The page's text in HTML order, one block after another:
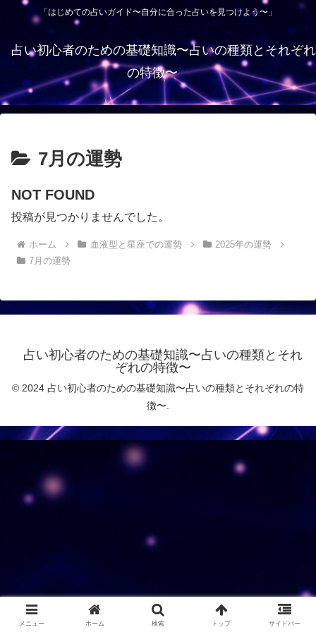
「はじめての占いガイド〜自分に合った占いを見つけよう〜」
占い初心者のための基礎知識〜占いの種類とそれぞれ
の特徴〜
7月の運勢
NOT FOUND
投稿が見つかりませんでした。
ホーム 血液型と星座での運勢
2025年の運勢
7月の運勢
占い初心者のための基礎知識〜占いの種類とそれ
ぞれの特徴〜
© 2024 占い初心者のための基礎知識〜占いの種類とそれぞれの特
徴〜.
メニュー ホーム 検索 トップ サイドバー